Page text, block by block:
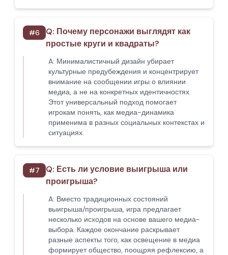
#6 Q: Почему персонажи выглядят как
простые круги и квадраты?
A: Минималистичный дизайн убирает
культурные предубеждения и концентрирует
внимание на сообщении игры о влиянии
медиа, а не на конкретных идентичностях.
Этот универсальный подход помогает
игрокам понять, как медиа-динамика
применима в разных социальных контекстах и
ситуациях.
#7 Q: Есть ли условие выигрыша или
проигрыша?
A: Вместо традиционных состояний
выигрыша/проигрыша, игра предлагает
несколько исходов на основе вашего медиа-
выбора. Каждое окончание раскрывает
разные аспекты того, как освещение в медиа
формирует общество, поощряя рефлексию, а